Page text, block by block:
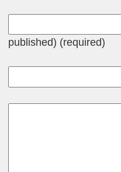
published) (required)